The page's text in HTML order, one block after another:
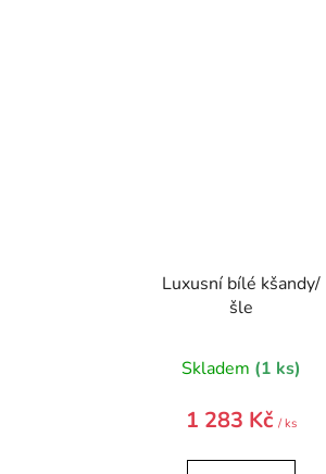
Luxusní bílé kšandy/
šle
Skladem (1 ks)
1 283 Kč / ks